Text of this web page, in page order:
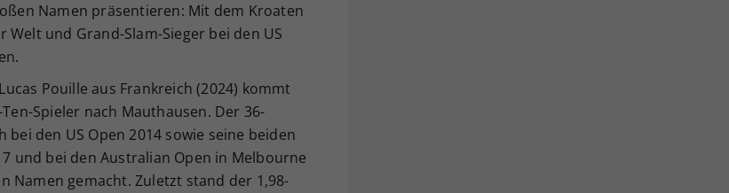
Namen präsentieren: Mit dem Kroaten
und Grand-Slam-Sieger bei den US
Pouille aus Frankreich (2024) kommt
Spieler nach Mauthausen. Der 36-
den US Open 2014 sowie seine beiden
und bei den Australian Open in Melbourne
Namen gemacht. Zuletzt stand der 1,98-